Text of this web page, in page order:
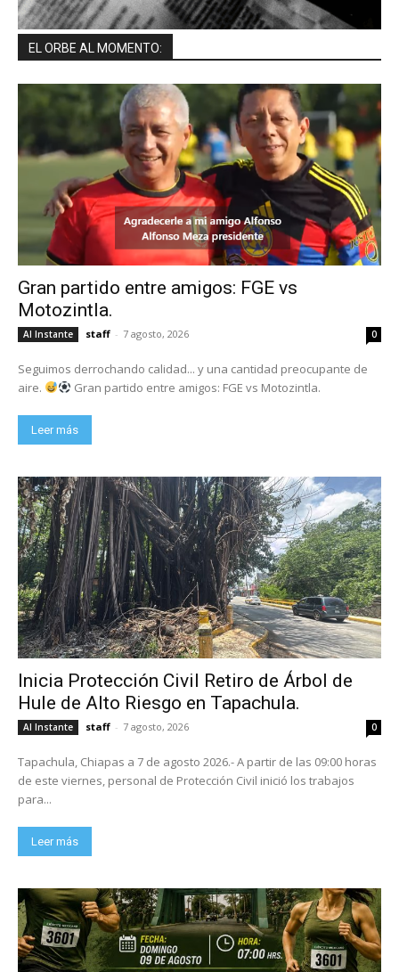
EL ORBE AL MOMENTO:
Gran partido entre amigos: FGE vs
Motozintla.
Al Instante staff - 7 agosto, 2026 0
Seguimos derrochando calidad... y una cantidad preocupante de
aire.
Gran partido entre amigos: FGE vs Motozintla.
Leer más
Inicia Protección Civil Retiro de Árbol de
Hule de Alto Riesgo en Tapachula.
Al Instante staff - 7 agosto, 2026 0
Tapachula, Chiapas a 7 de agosto 2026.- A partir de las 09:00 horas
de este viernes, personal de Protección Civil inició los trabajos
para...
Leer más